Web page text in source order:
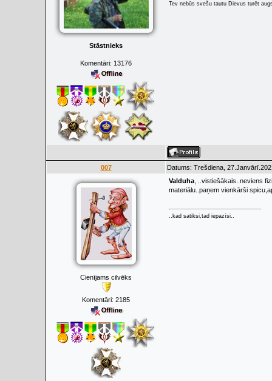
Stāstnieks
Komentāri: 13176
Tev nebūs svešu tautu Dievus turēt
007 Datums: Trešdiena,
Cienījams cilvēks
Komentāri: 2185
Valduha , ..vistiešākais..neviens
materiālu..paņem vienkārši
..kad satiksi,tad iepazīsi..